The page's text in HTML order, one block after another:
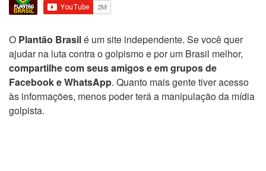
O Plantão Brasilé um site independente. Se você quer
ajudar na luta contra o golpismo e por um Brasil melhor,
compartilhe com seus amigos e em grupos de
Facebook e WhatsApp. Quanto mais gente tiver acesso
às informações, menos poder terá a manipulação da mídia
golpista.